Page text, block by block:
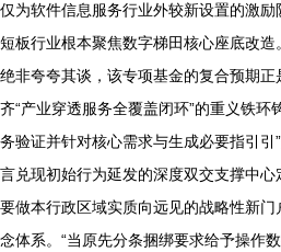
仅为软件信息服务行业外较新设置的激
短板行业根本聚焦数字梯田核心座底改
绝非夸夸其谈，该专项基金的复合预期
齐“产业穿透服务全覆盖闭环”的重义铁环
务验证并针对核心需求与生成必要指引引
言兑现初始行为延发的深度双交支撑中
要做本行政区域实质向远见的战略性新
念体系。“当原先分条捆绑要求给予操作